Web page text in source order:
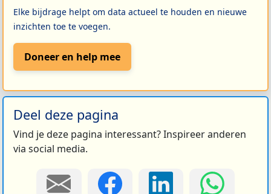
Elke bijdrage helpt om data actueel te houden en nieuwe
inzichten toe te voegen.
Doneer en help mee
Deel deze pagina
Vind je deze pagina interessant? Inspireer anderen
via social media.